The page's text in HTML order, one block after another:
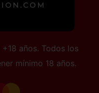
años. Todos los
mínimo 18 años.